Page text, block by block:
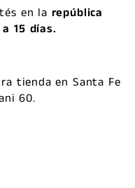
en la república
15 días.
tienda en Santa Fe
60.